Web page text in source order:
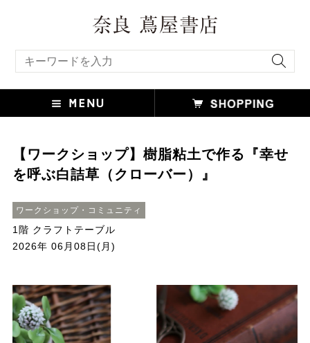
【ワークショップ】樹脂粘土で作る『幸せ
を呼ぶ白詰草（クローバー）』
ワークショップ・コミュニティ
1階 クラフトテーブル
2026年 06月08日(月)